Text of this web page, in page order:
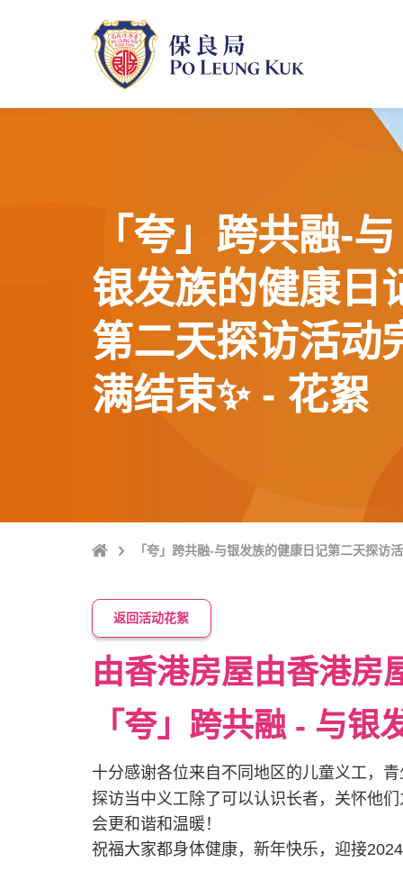
「夸」跨共融-与
银发族的健康日
第二天探访活动
满结束✨ - 花絮
Home 「夸」跨共融-与银发族的健康日记第二天探访
返回活动花絮
由香港房屋由香港房
「夸」跨共融 - 与
十分感谢各位来自不同地区的儿童义工，
探访当中义工除了可以认识长者，关怀他
会更和谐和温暖！
祝福大家都身体健康，新年快乐，迎接